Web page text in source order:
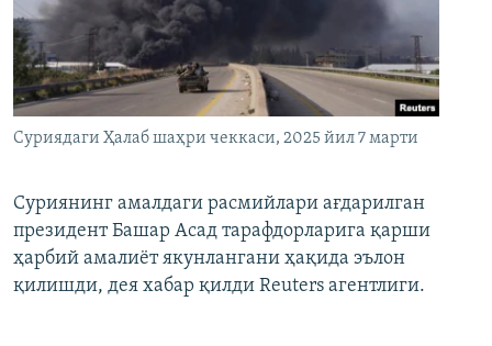
Суриядаги Ҳалаб шаҳри чеккаси, 2025 йил 7 марти
Суриянинг амалдаги расмийлари ағдарилган
президент Башар Асад тарафдорларига қарши
ҳарбий амалиёт якунлангани ҳақида эълон
қилишди, дея хабар қилди Reuters агентлиги.